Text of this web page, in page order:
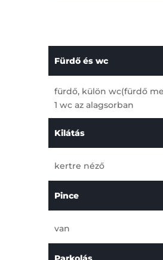
Fürdő és wc
fürdő, külön wc(fürdő
1 wc az alagsorban
Kilátás
kertre néző
Pince
van